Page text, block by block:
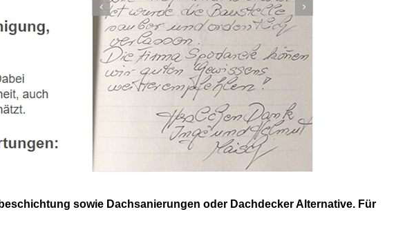
sowie Dachsanierungen oder Dachdecker Alternative. Für